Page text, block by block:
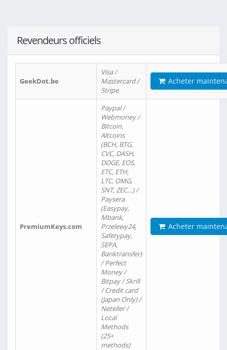
Revendeurs officiels
GeekDot.be
Visa /
Mastercard /
Stripe
Acheter
PremiumKeys.com
Paypal /
Webmoney /
Bitcoin,
Altcoins
(BCH, BTG,
CVC, DASH,
DOGE, EOS,
ETC, ETH,
LTC, OMG,
SNT, ZEC…) /
Paysera
(Easypay,
Mbank,
Przelewy24,
Safetypay,
SEPA,
Banktransfer)
/ Perfect
Money /
Bitpay / Skrill
/ Credit card
(Japan Only) /
Neteller /
Local
Methods
(25+
methods)
Acheter